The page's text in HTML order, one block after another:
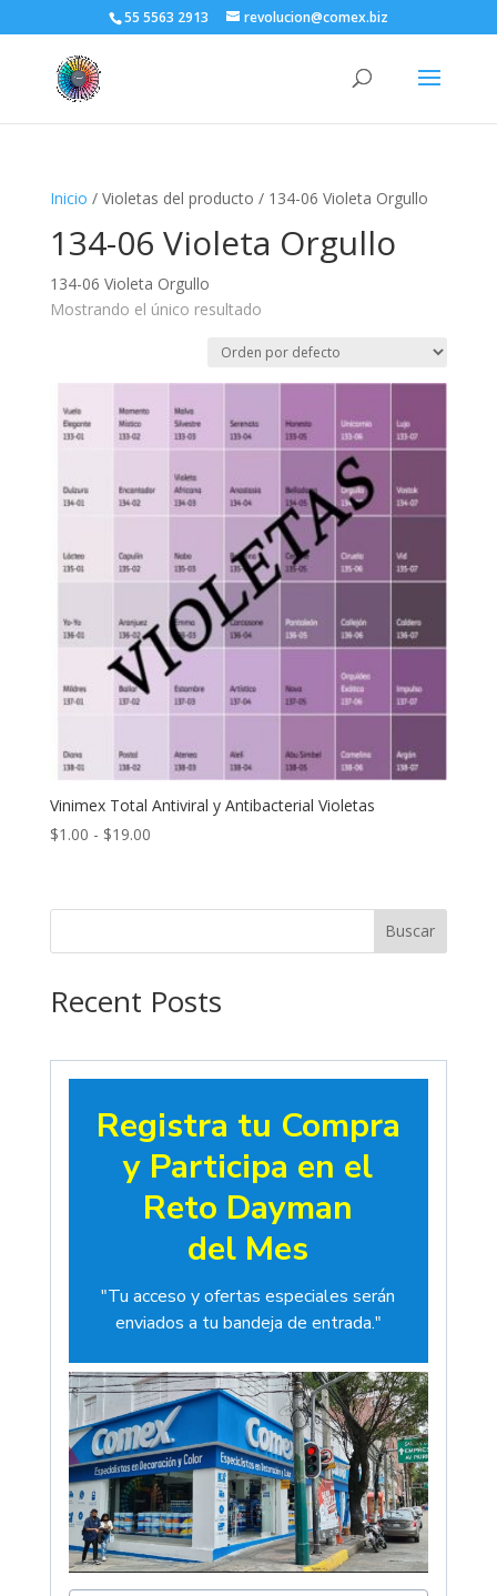
55 5563 2913 revolucion@comex.biz
Inicio / Violetas del producto / 134-06 Violeta Orgullo
134-06 Violeta Orgullo
134-06 Violeta Orgullo
Mostrando el único resultado
Vinimex Total Antiviral y Antibacterial Violetas
$1.00 - $19.00Rango
desde
Buscar
Recent Posts
Registra tu Compra
y Participa en el
Reto Dayman
del Mes
"Tu acceso y ofertas especiales serán
enviados a tu bandeja de entrada."